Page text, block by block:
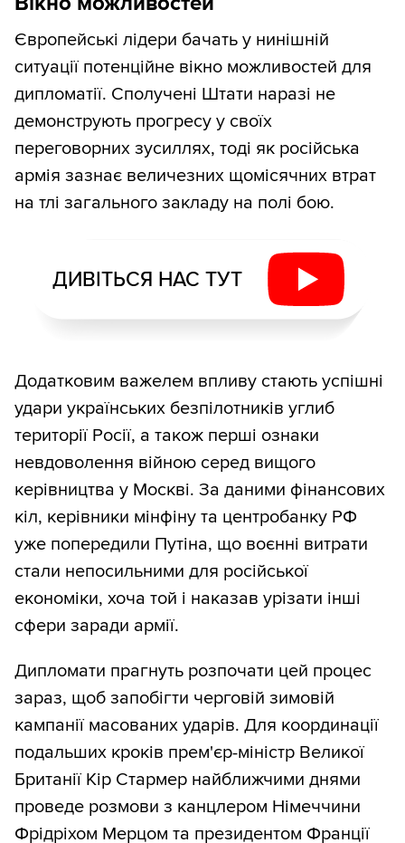
Європейські лідери бачать у нинішній
ситуації потенційне вікно можливостей для
дипломатії. Сполучені Штати наразі не
демонструють прогресу у своїх
переговорних зусиллях, тоді як російська
армія зазнає величезних щомісячних втрат
на тлі загального закладу на полі бою.
ДИВІТЬСЯ НАС ТУТ
Додатковим важелем впливу стають успішні
удари українських безпілотників углиб
території Росії, а також перші ознаки
невдоволення війною серед вищого
керівництва у Москві. За даними фінансових
кіл, керівники мінфіну та центробанку РФ
уже попередили Путіна, що воєнні витрати
стали непосильними для російської
економіки, хоча той і наказав урізати інші
сфери заради армії.
Дипломати прагнуть розпочати цей процес
зараз, щоб запобігти черговій зимовій
кампанії масованих ударів. Для координації
подальших кроків прем'єр-міністр Великої
Британії Кір Стармер найближчими днями
проведе розмови з канцлером Німеччини
Фрідріхом Мерцом та президентом Франції